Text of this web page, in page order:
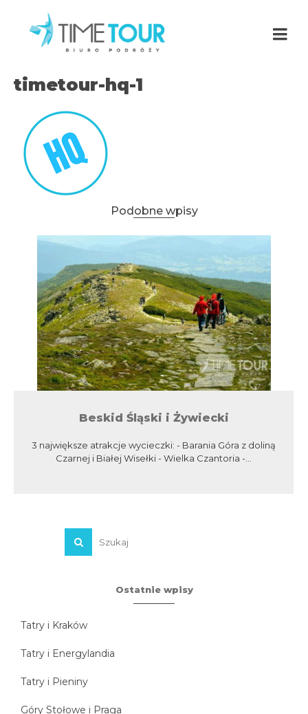
timetour-hq-1
Podobne wpisy
Beskid Śląski i Żywiecki
3 największe atrakcje wycieczki: - Barania Góra z doliną
Czarnej i Białej Wisełki - Wielka Czantoria -...
Ostatnie wpisy
Tatry i Kraków
Tatry i Energylandia
Tatry i Pieniny
Góry Stołowe i Praga